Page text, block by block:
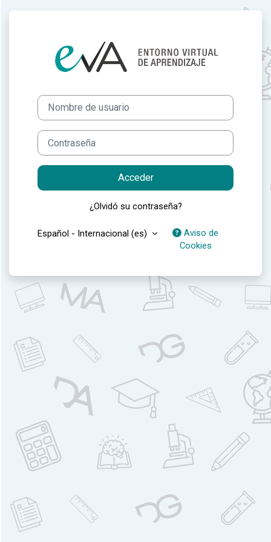
Nombre de usuario
Contraseña
Acceder
¿Olvidó su contraseña?
Español - Internacional ‎(es)‎
Aviso de
Cookies